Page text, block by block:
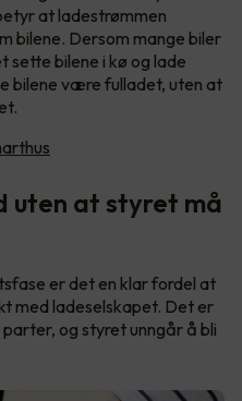
at ladestrømmen
bilene. Dersom mange biler
sette bilene i kø og lade
bilene være fulladet, uten at
uten at styret må
er det en klar fordel at
med ladeselskapet. Det er
og styret unngår å bli